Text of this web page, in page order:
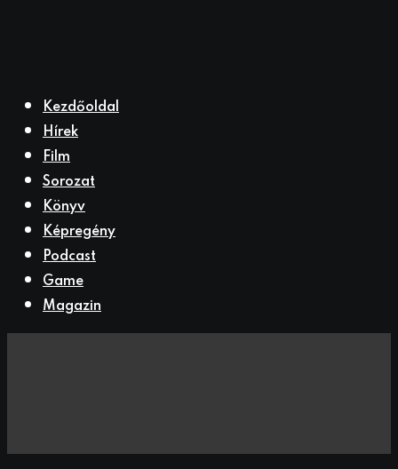
Kezdőoldal
Hírek
Film
Sorozat
Könyv
Képregény
Podcast
Game
Magazin